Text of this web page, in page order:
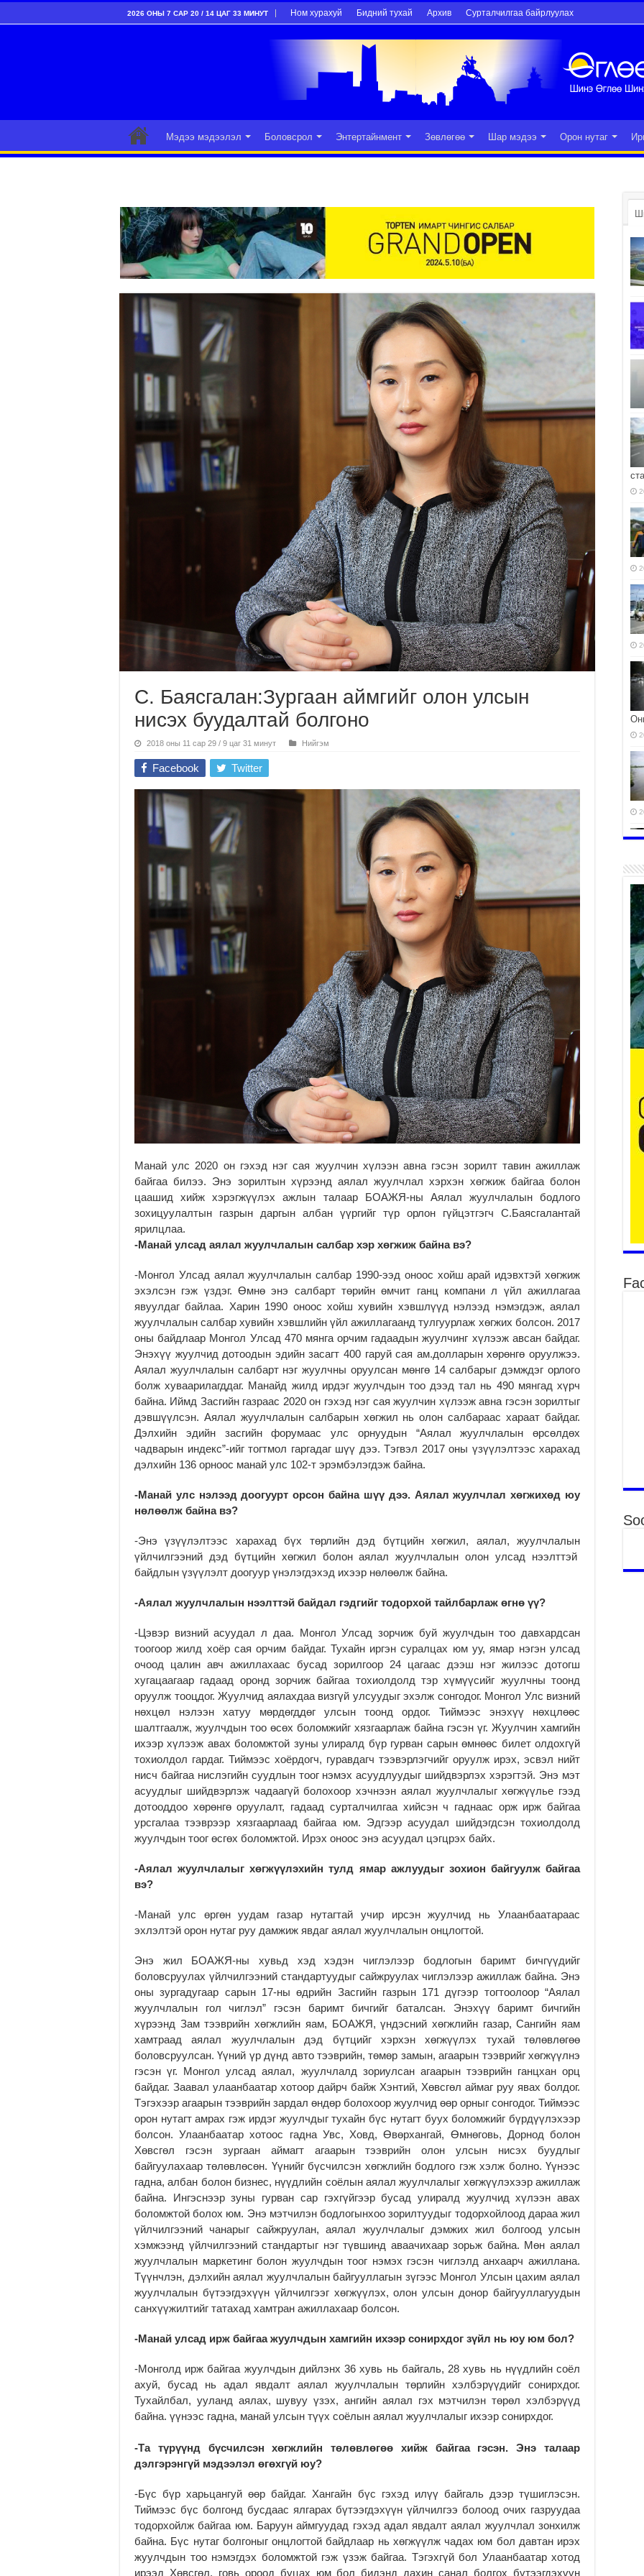
2026 ОНЫ 7 САР 20 / 14 ЦАГ 33 МИНУТ Ном хурахуй Бидний тухай Архив Сурталчилгаа байрлуулах
Мэдээ мэдээлэл Боловсрол Энтертайнмент Зөвлөгөө Шар мэдээ Орон нутаг
С. Баясгалан:Зургаан аймгийг олон улсын
нисэх буудалтай болгоно
2018 оны 11 сар 29 / 9 цаг 31 минут Нийгэм
Facebook Twitter
Манай улс 2020 он гэхэд нэг сая жуулчин хүлээн авна гэсэн зорилт тавин ажиллаж
байгаа билээ. Энэ зорилтын хүрээнд аялал жуулчлал хэрхэн хөгжиж байгаа болон
цаашид хийж хэрэгжүүлэх ажлын талаар БОАЖЯ-ны Аялал жуулчлалын бодлого
зохицуулалтын газрын даргын албан үүргийг түр орлон гүйцэтгэгч С.Баясгалантай
ярилцлаа.
-Манай улсад аялал жуулчлалын салбар хэр хөгжиж байна вэ?
-Монгол Улсад аялал жуулчлалын салбар 1990-ээд оноос хойш арай идэвхтэй хөгжиж
эхэлсэн гэж үздэг. Өмнө энэ салбарт төрийн өмчит ганц компани л үйл ажиллагаа
явуулдаг байлаа. Харин 1990 оноос хойш хувийн хэвшлүүд нэлээд нэмэгдэж, аялал
жуулчлалын салбар хувийн хэвшлийн үйл ажиллагаанд тулгуурлаж хөгжих болсон. 2017
оны байдлаар Монгол Улсад 470 мянга орчим гадаадын жуулчинг хүлээж авсан байдаг.
Энэхүү жуулчид дотоодын эдийн засагт 400 гаруй сая ам.долларын хөрөнгө оруулжээ.
Аялал жуулчлалын салбарт нэг жуулчны оруулсан мөнгө 14 салбарыг дэмждэг орлого
болж хуваарилагддаг. Манайд жилд ирдэг жуулчдын тоо дээд тал нь 490 мянгад хүрч
байна. Иймд Засгийн газраас 2020 он гэхэд нэг сая жуулчин хүлээж авна гэсэн зорилтыг
дэвшүүлсэн. Аялал жуулчлалын салбарын хөгжил нь олон салбараас хараат байдаг.
Дэлхийн эдийн засгийн форумаас улс орнуудын “Аялал жуулчлалын өрсөлдөх
чадварын индекс”-ийг тогтмол гаргадаг шүү дээ. Тэгвэл 2017 оны үзүүлэлтээс харахад
дэлхийн 136 орноос манай улс 102-т эрэмбэлэгдэж байна.
-Манай улс нэлээд доогуурт орсон байна шүү дээ. Аялал жуулчлал хөгжихөд юу
нөлөөлж байна вэ?
-Энэ үзүүлэлтээс харахад бүх төрлийн дэд бүтцийн хөгжил, аялал, жуулчлалын
үйлчилгээний дэд бүтцийн хөгжил болон аялал жуулчлалын олон улсад нээлттэй
байдлын үзүүлэлт доогуур үнэлэгдэхэд ихээр нөлөөлж байна.
-Аялал жуулчлалын нээлттэй байдал гэдгийг тодорхой тайлбарлаж өгнө үү?
-Цэвэр визний асуудал л даа. Монгол Улсад зорчиж буй жуулчдын тоо давхардсан
тоогоор жилд хоёр сая орчим байдаг. Тухайн иргэн суралцах юм уу, ямар нэгэн улсад
очоод цалин авч ажиллахаас бусад зорилгоор 24 цагаас дээш нэг жилээс дотогш
хугацаагаар гадаад оронд зорчиж байгаа тохиолдолд тэр хүмүүсийг жуулчны тоонд
оруулж тооцдог. Жуулчид аялахдаа визгүй улсуудыг эхэлж сонгодог. Монгол Улс визний
нөхцөл нэлээн хатуу мөрдөгддөг улсын тоонд ордог. Тиймээс энэхүү нөхцлөөс
шалтгаалж, жуулчдын тоо өсөх боломжийг хязгаарлаж байна гэсэн үг. Жуулчин хамгийн
ихээр хүлээж авах боломжтой зуны улиралд бүр гурван сарын өмнөөс билет олдохгүй
тохиолдол гардаг. Тиймээс хоёрдогч, гуравдагч тээвэрлэгчийг оруулж ирэх, эсвэл нийт
нисч байгаа нислэгийн суудлын тоог нэмэх асуудлуудыг шийдвэрлэх хэрэгтэй. Энэ мэт
асуудлыг шийдвэрлэж чадаагүй болохоор хэчнээн аялал жуулчлалыг хөгжүүлье гээд
дотооддоо хөрөнгө оруулалт, гадаад сурталчилгаа хийсэн ч гаднаас орж ирж байгаа
урсгалаа тээврээр хязгаарлаад байгаа юм. Эдгээр асуудал шийдэгдсэн тохиолдолд
жуулчдын тоог өсгөх боломжтой. Ирэх оноос энэ асуудал цэгцрэх байх.
-Аялал жуулчлалыг хөгжүүлэхийн тулд ямар ажлуудыг зохион байгуулж байгаа
вэ?
-Манай улс өргөн уудам газар нутагтай учир ирсэн жуулчид нь Улаанбаатараас
эхлэлтэй орон нутаг руу дамжиж явдаг аялал жуулчлалын онцлогтой.
Энэ жил БОАЖЯ-ны хувьд хэд хэдэн чиглэлээр бодлогын баримт бичгүүдийг
боловсруулах үйлчилгээний стандартуудыг сайжруулах чиглэлээр ажиллаж байна. Энэ
оны зургадугаар сарын 17-ны өдрийн Засгийн газрын 171 дүгээр тогтоолоор “Аялал
жуулчлалын гол чиглэл” гэсэн баримт бичгийг баталсан. Энэхүү баримт бичгийн
хүрээнд Зам тээврийн хөгжлийн яам, БОАЖЯ, үндэсний хөгжлийн газар, Сангийн яам
хамтраад аялал жуулчлалын дэд бүтцийг хэрхэн хөгжүүлэх тухай төлөвлөгөө
боловсруулсан. Үүний үр дүнд авто тээврийн, төмөр замын, агаарын тээврийг хөгжүүлнэ
гэсэн үг. Монгол улсад аялал, жуулчлалд зориулсан агаарын тээврийн ганцхан орц
байдаг. Заавал улаанбаатар хотоор дайрч байж Хэнтий, Хөвсгөл аймаг руу явах болдог.
Тэгэхээр агаарын тээврийн зардал өндөр болохоор жуулчид өөр орныг сонгодог. Тиймээс
орон нутагт амрах гэж ирдэг жуулчдыг тухайн бүс нутагт буух боломжийг бүрдүүлэхээр
болсон. Улаанбаатар хотоос гадна Увс, Ховд, Өвөрхангай, Өмнөговь, Дорнод болон
Хөвсгөл гэсэн зургаан аймагт агаарын тээврийн олон улсын нисэх буудлыг
байгуулахаар төлөвлөсөн. Үүнийг бүсчилсэн хөгжлийн бодлого гэж хэлж болно. Үүнээс
гадна, албан болон бизнес, нүүдлийн соёлын аялал жуулчлалыг хөгжүүлэхээр ажиллаж
байна. Ингэснээр зуны гурван сар гэхгүйгээр бусад улиралд жуулчид хүлээн авах
боломжтой болох юм. Энэ мэтчилэн бодлогынхоо зорилтуудыг тодорхойлоод дараа жил
үйлчилгээний чанарыг сайжруулан, аялал жуулчлалыг дэмжих жил болгоод улсын
хэмжээнд үйлчилгээний стандартыг нэг түвшинд аваачихаар зорьж байна. Мөн аялал
жуулчлалын маркетинг болон жуулчдын тоог нэмэх гэсэн чиглэлд анхаарч ажиллана.
Түүнчлэн, дэлхийн аялал жуулчлалын байгууллагын зүгээс Монгол Улсын цахим аялал
жуулчлалын бүтээгдэхүүн үйлчилгээг хөгжүүлэх, олон улсын донор байгууллагуудын
санхүүжилтийг татахад хамтран ажиллахаар болсон.
-Манай улсад ирж байгаа жуулчдын хамгийн ихээр сонирхдог зүйл нь юу юм бол?
-Монголд ирж байгаа жуулчдын дийлэнх 36 хувь нь байгаль, 28 хувь нь нүүдлийн соёл
ахуй, бусад нь адал явдалт аялал жуулчлалын төрлийн хэлбэрүүдийг сонирхдог.
Тухайлбал, ууланд аялах, шувуу үзэх, ангийн аялал гэх мэтчилэн төрөл хэлбэрүүд
байна. үүнээс гадна, манай улсын түүх соёлын аялал жуулчлалыг ихээр сонирхдог.
-Та түрүүнд бүсчилсэн хөгжлийн төлөвлөгөө хийж байгаа гэсэн. Энэ талаар
дэлгэрэнгүй мэдээлэл өгөхгүй юу?
-Бүс бүр харьцангуй өөр байдаг. Хангайн бүс гэхэд илүү байгаль дээр түшиглэсэн.
Тиймээс бүс болгонд бусдаас ялгарах бүтээгдэхүүн үйлчилгээ болоод очих газруудаа
тодорхойлж байгаа юм. Баруун аймгуудад гэхэд адал явдалт аялал жуулчлал зонхилж
байна. Бүс нутаг болгоныг онцлогтой байдлаар нь хөгжүүлж чадах юм бол давтан ирэх
жуулчдын тоо нэмэгдэх боломжтой гэж үзэж байгаа. Тэгэхгүй бол Улаанбаатар хотод
ирээд Хөвсгөл, говь ороод буцах юм бол бидэнд дахин санал болгох бүтээгдэхүүн